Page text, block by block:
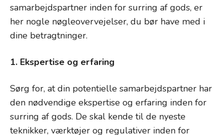
samarbejdspartner inden for surring af gods, er
her nogle nøgleovervejelser, du bør have med i
dine betragtninger.
1. Ekspertise og erfaring
Sørg for, at din potentielle samarbejdspartner har
den nødvendige ekspertise og erfaring inden for
surring af gods. De skal kende til de nyeste
teknikker, værktøjer og regulativer inden for